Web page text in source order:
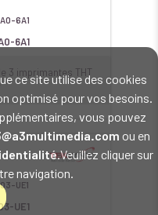
ce site utilise des cookies
optimisé pour vos besoins.
vous pouvez
ou en
.Veuillez cliquer sur
navigation.
6A1
3 imprimantes THT
UE1